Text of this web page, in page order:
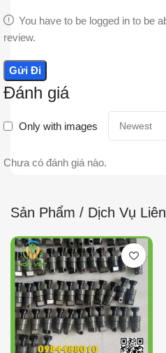
Đánh giá
Only with images
Chưa có đánh giá nào.
You have to be logged in to be
review.
Sản Phẩm / Dịch Vụ